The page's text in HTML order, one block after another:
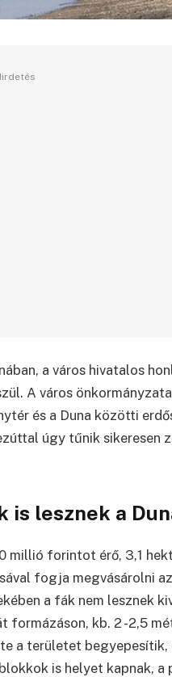
a város hivatalos
A város
és a Duna közötti
úgy tűnik sikeresen
is lesznek a
millió forintot érő, 3,1
fogja megvásárolni
a fák nem lesznek
formázáson, kb. 2 -2,5
a területet
is helyet kapnak,